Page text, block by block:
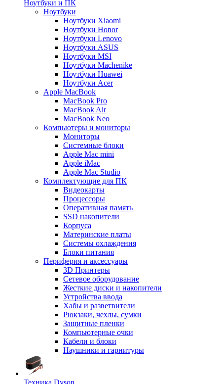
Ноутбуки и ПК
Ноутбуки
Ноутбуки Xiaomi
Ноутбуки Honor
Ноутбуки Lenovo
Ноутбуки ASUS
Ноутбуки MSI
Ноутбуки Machenike
Ноутбуки Huawei
Ноутбуки Acer
Apple MacBook
MacBook Pro
MacBook Air
MacBook Neo
Компьютеры и мониторы
Мониторы
Системные блоки
Apple Mac mini
Apple iMac
Apple Mac Studio
Комплектующие для ПК
Видеокарты
Процессоры
Оперативная память
SSD накопители
Корпуса
Материнские платы
Системы охлаждения
Блоки питания
Периферия и аксессуары
3D Принтеры
Сетевое оборудование
Жесткие диски и накопители
Устройства ввода
Хабы и разветвители
Рюкзаки, чехлы, сумки
Защитные пленки
Компьютерные очки
Кабели и блоки
Наушники и гарнитуры
Техника Dyson